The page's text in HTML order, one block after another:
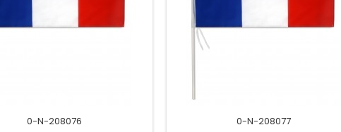
0-N-208076 0-N-208077